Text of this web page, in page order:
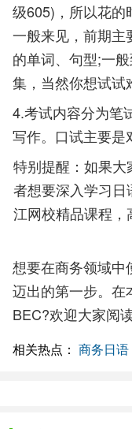
级605)，所以花的
一般来见，前期主
的单词、句型;一
集，当然你想试试
4.考试内容分为笔
写作。口试主要是
特别提醒：如果
者想要深入学习
江网校精品课程
想要在商务领域中
迈出的第一步。在
BEC?欢迎大家阅读
相关热点： 商务日语